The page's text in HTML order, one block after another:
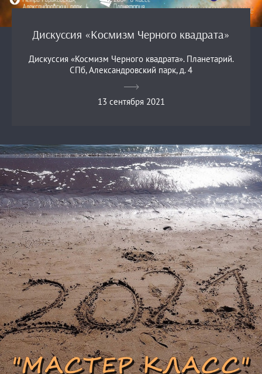
Дискуссия «Космизм Черного квадрата»
Дискуссия «Космизм Черного квадрата». Планетарий.
СПб, Александровский парк, д. 4
13 сентября 2021